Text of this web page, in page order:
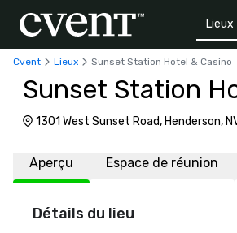
Lieux
Cvent Lieux Sunset Station Hotel & Casino
Sunset Station
1301 West Sunset Road, Henderson,
Aperçu Espace de réunion
Détails du lieu